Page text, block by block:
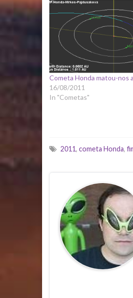
Cometa Honda matou-nos
16/08/2011
In "Cometas"
2011, cometa Honda,